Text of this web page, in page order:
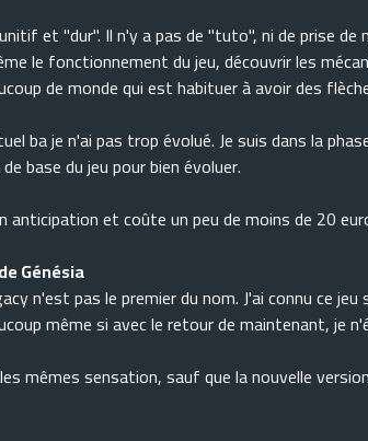
et "dur". Il n'y a pas de "tuto", ni de prise
le fonctionnement du jeu, découvrir les
de monde qui est habituer à avoir des
ba je n'ai pas trop évolué. Je suis dans la
base du jeu pour bien évoluer.
anticipation et coûte un peu de moins de 20
Génésia
n'est pas le premier du nom. J'ai connu ce
même si avec le retour de maintenant, je
mêmes sensation, sauf que la nouvelle